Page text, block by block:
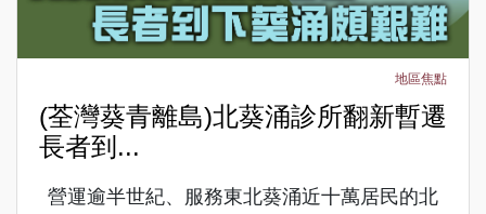
地區焦點
(荃灣葵青離島)北葵涌診所翻新暫遷
長者到...
營運逾半世紀、服務東北葵涌近十萬居民的北